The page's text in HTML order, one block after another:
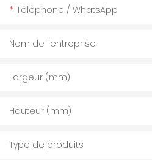
Téléphone / WhatsApp
Nom de l'entreprise
Largeur (mm)
Hauteur (mm)
Type de produits